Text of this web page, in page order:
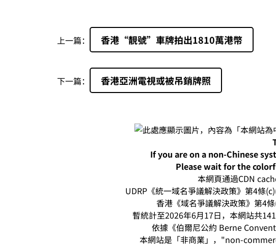
上一篇： 香港“靚號”車牌拍出1810萬港幣
下一篇： 香港亞洲電視或被吊銷牌照
If you are on a non-Chinese
Please wait for the
本網頁通過CDN
UDRP《統一域名爭議解決政策》第4條
香港《域名爭議解決政策》第4
暫統計至2026年6月17日，本網站共
依據《伯爾尼公約 Berne
本網站是「非商業」，"non-